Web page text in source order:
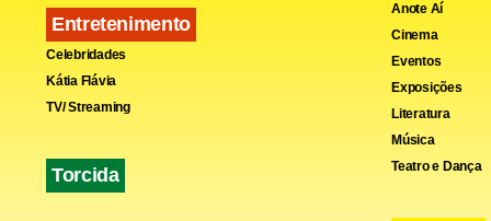
Entretenimento
Celebridades
Kátia Flávia
TV/ Streaming
Torcida
Anote Aí
Cinema
Eventos
Exposições
Literatura
Música
Teatro e Dança